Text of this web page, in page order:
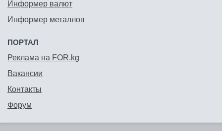
Информер валют
Информер металлов
ПОРТАЛ
Реклама на FOR.kg
Вакансии
Контакты
Форум